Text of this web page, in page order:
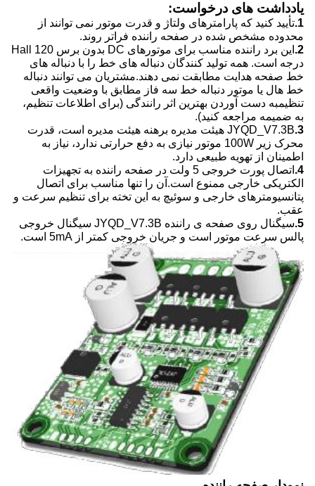
یادداشت های درخواست:
1. تأیید کنید که پارامترهای ولتاژ و قدرت موتور نمی توانند از
محدوده مشخص شده در صفحه راننده فراتر روند.
2.
این برد راننده مناسب برای موتورهای DC بدون برس Hall 120
درجه است. همه تولید کنندگان دنباله های خط را با دنباله های
خط صفحه هدایت مطابقت نمی دهند.مشتریان می توانند دنباله
خط هال یا موتور دنباله خط سه فاز مطابق با وضعیت واقعی
تنظیمبه دست آوردن بهترین اثر رانندگی (برای اطلاعات تنظیم،
به ضمیمه مراجعه کنید).
3.
JYQD_V7.3B هیئت مدیره برهنه هیئت مدیره است، قدرت
محرک زیر 100W موتور نیازی به دفع حرارتی ندارد، نیاز به
اطمینان از تهویه طبیعی دارد.
4.
اتصال پورت خروجی 5 ولت در صفحه راننده به تجهیزات
الکتریکی خارجی ممنوع است.آن را تنها مناسب برای اتصال
پتانسیومترهای خارجی و سوئیچ به این تخته برای تنظیم سرعت و
عقب.
5.
سیگنال روی صفحه ی راننده JYQD_V7.3B سیگنال خروجی
پالس سرعت موتور است و جریان خروجی کمتر از 5mA است.